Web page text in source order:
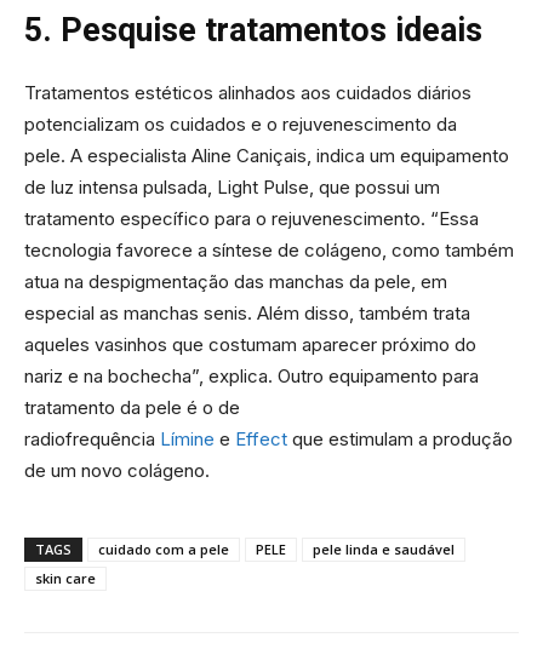
5. Pesquise tratamentos ideais
Tratamentos estéticos alinhados aos cuidados diários
potencializam os cuidados e o rejuvenescimento da
pele. A especialista Aline Caniçais, indica um equipamento
de luz intensa pulsada, Light Pulse, que possui um
tratamento específico para o rejuvenescimento. “Essa
tecnologia favorece a síntese de colágeno, como também
atua na despigmentação das manchas da pele, em
especial as manchas senis. Além disso, também trata
aqueles vasinhos que costumam aparecer próximo do
nariz e na bochecha”, explica. Outro equipamento para
tratamento da pele é o de
radiofrequência Límine e Effect que estimulam a produção
de um novo colágeno.
TAGS cuidado com a pele PELE
pele linda e saudável
skin care